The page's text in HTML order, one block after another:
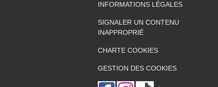
INFORMATIONS LÉGALES
SIGNALER UN CONTENU
INAPPROPRIÉ
CHARTE COOKIES
GESTION DES COOKIES